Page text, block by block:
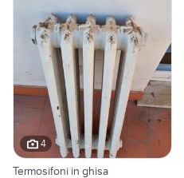
4
Termosifoni in ghisa